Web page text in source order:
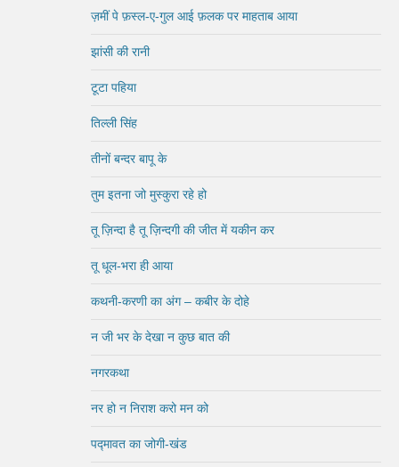
ज़मीं पे फ़स्ल-ए-गुल आई फ़लक पर माहताब आया
झांसी की रानी
टूटा पहिया
तिल्ली सिंह
तीनों बन्दर बापू के
तुम इतना जो मुस्कुरा रहे हो
तू ज़िन्दा है तू ज़िन्दगी की जीत में यकीन कर
तू धूल-भरा ही आया
कथनी-करणी का अंग – कबीर के दोहे
न जी भर के देखा न कुछ बात की
नगरकथा
नर हो न निराश करो मन को
पद्मावत का जोगी-खंड